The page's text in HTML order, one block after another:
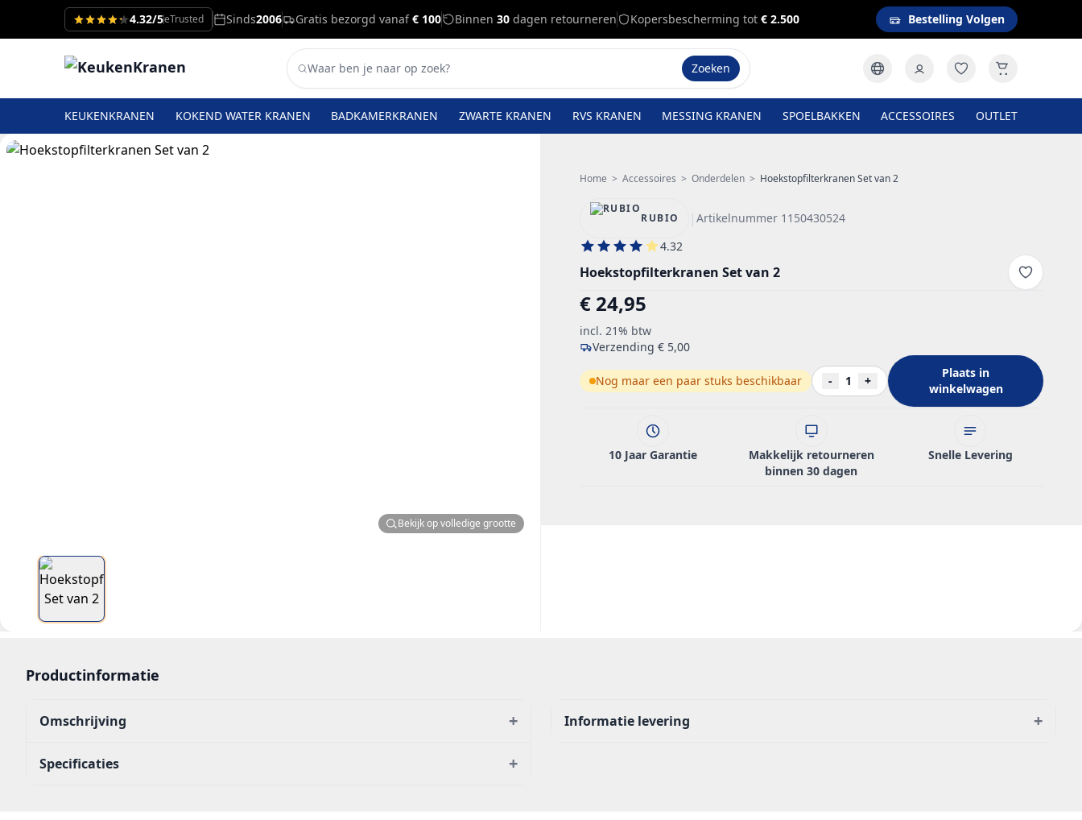
4.32/5eTrusted Sinds2006 Gratis bezorgd vanaf€ 100 Binnen 30 dagen retourneren Kopersbescherming tot € 2.500 Bestelling Volgen
Zoeken
KEUKENKRANEN KOKEND WATER KRANEN BADKAMERKRANEN ZWARTE KRANEN RVS KRANEN MESSING KRANEN SPOELBAKKEN ACCESSOIRES OUTLET
Bekijk op volledige grootte
Home > Accessoires > Onderdelen > Hoekstopfilterkranen Set van 2
RUBIO |Artikelnummer 1150430524
4.32
Hoekstopfilterkranen Set van 2
€ 24,95
incl. 21% btw
Verzending € 5,00
Nog maar een paar stuks beschikbaar - 1 +
Plaats in
winkelwagen
10 Jaar Garantie
Makkelijk retourneren
binnen 30 dagen
Snelle Levering
Productinformatie
Omschrijving +
Specificaties +
Informatie levering +